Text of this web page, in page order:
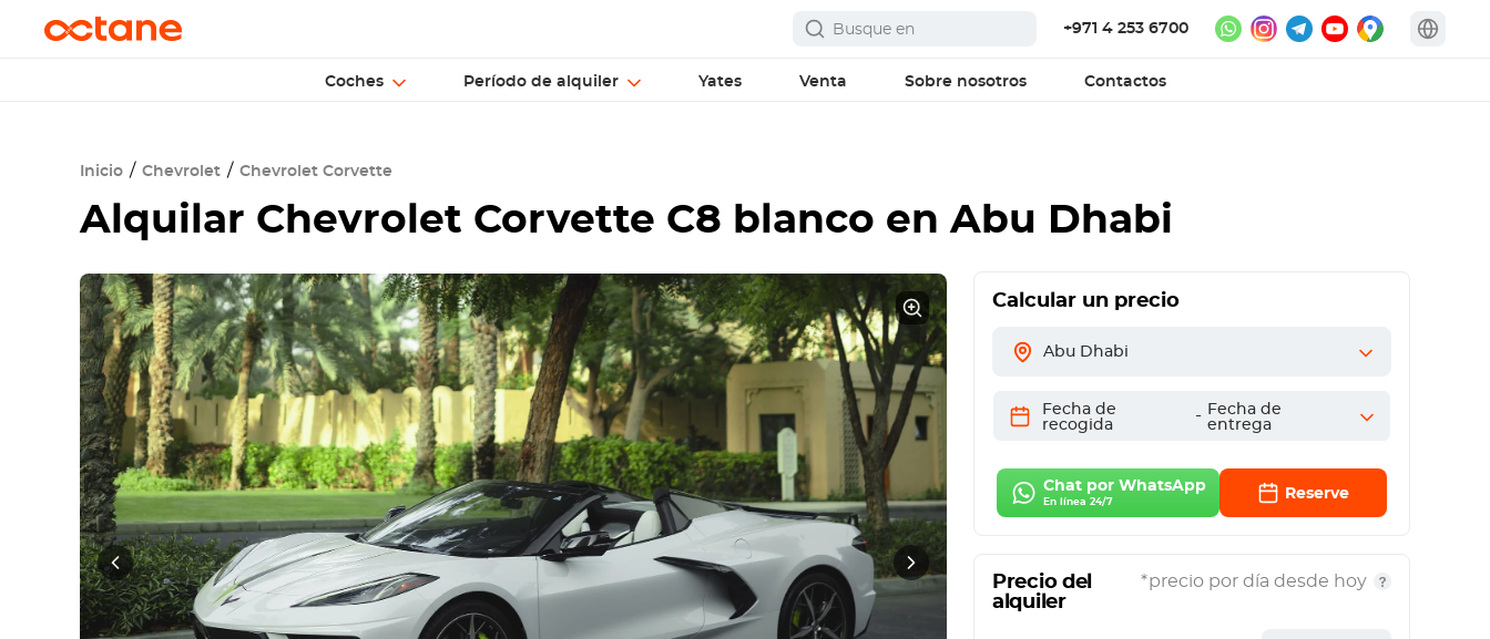
+971 4 253 6700
Coches Período de alquiler Yates Venta Sobre nosotros Contactos
Inicio Chevrolet Chevrolet Corvette
Alquilar Chevrolet Corvette C8 blanco en Abu Dhabi
Calcular un precio
Abu Dhabi
Fecha de
recogida
- Fecha de
entrega
Chat por WhatsApp
En línea 24/7
Reserve
Precio del
alquiler
*precio por día desde hoy